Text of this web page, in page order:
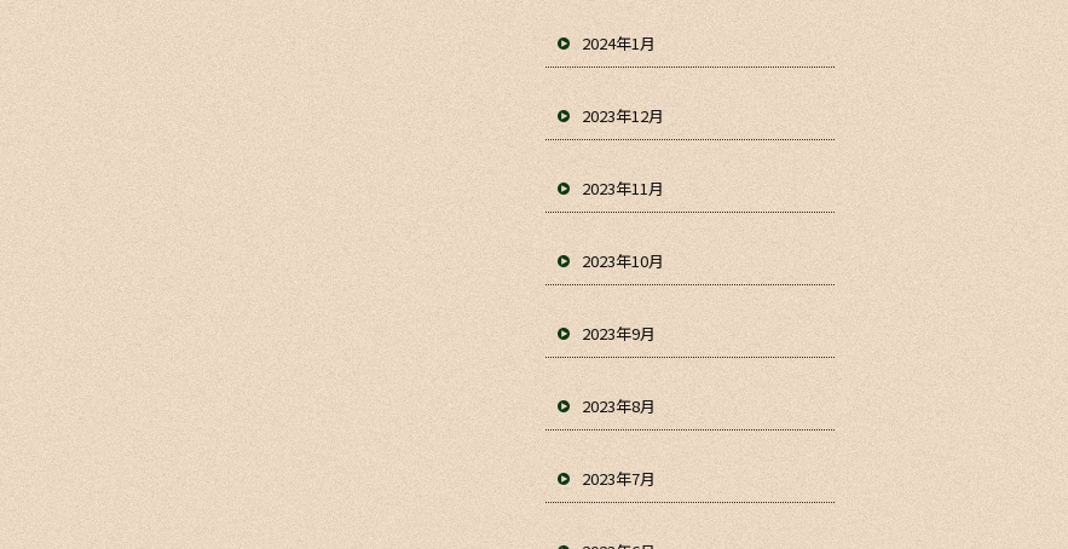
2024年1月
2023年12月
2023年11月
2023年10月
2023年9月
2023年8月
2023年7月